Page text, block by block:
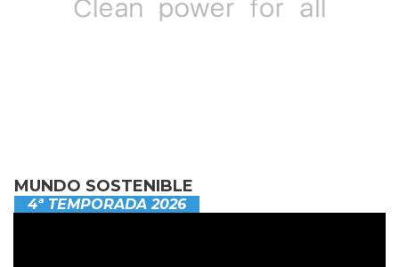
MUNDO SOSTENIBLE
4ª TEMPORADA 2026